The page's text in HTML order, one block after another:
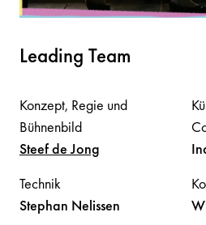
Leading Team
Konzept, Regie und
Bühnenbild
Steefde Jong
Technik
Stephan Nelissen